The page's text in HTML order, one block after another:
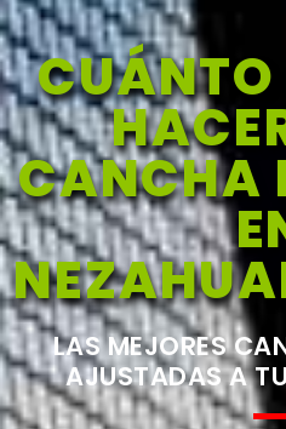
CANCHA
LAS MEJORES
AJUSTADAS A